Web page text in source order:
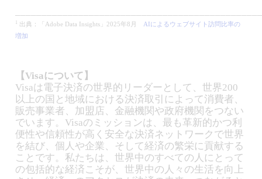
出典：「Adobe Data Insights」2025年8月 AIによるウェブサイト訪問比率の
増加
【Visaについて】
Visaは電子決済の世界的リーダーとして、世界200
以上の国と地域における決済取引によって消費者、
販売事業者、加盟店、金融機関や政府機関をつない
でいます。Visaのミッションは、最も革新的かつ利
便性や信頼性が高く安全な決済ネットワークで世界
を結び、個人や企業、そして経済の繁栄に貢献する
ことです。私たちは、世界中のすべての人にとって
の包括的な経済こそが、世界中の人々の生活を向上